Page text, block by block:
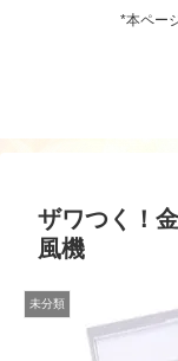
*本ペー
ザワつく！
風機
未分類